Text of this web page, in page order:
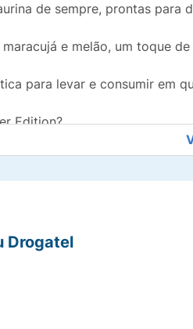
de sempre, prontas para
e melão, um toque
para levar e consumir em
Edition?
: Ajuda você a se manter
momento, Red Bull The
e sinta a energia do verão em
Drogatel